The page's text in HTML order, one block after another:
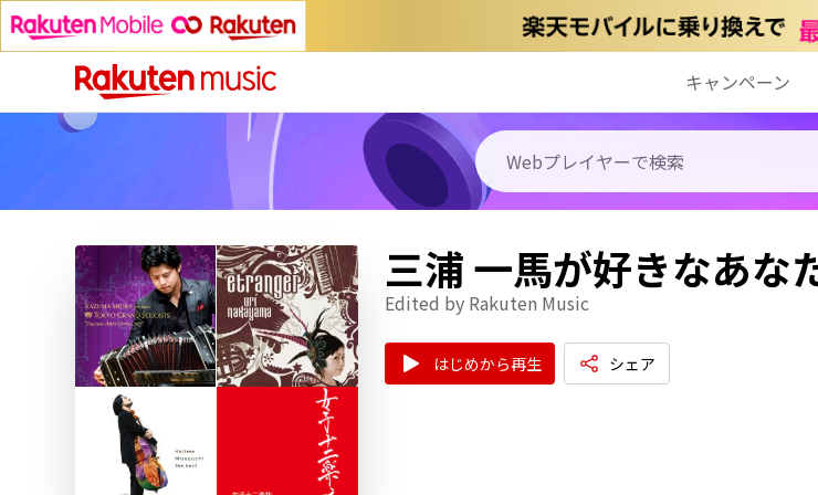
キャンペーン
三浦 一馬が好きなあな
Edited by Rakuten Music
はじめから再生 シェア